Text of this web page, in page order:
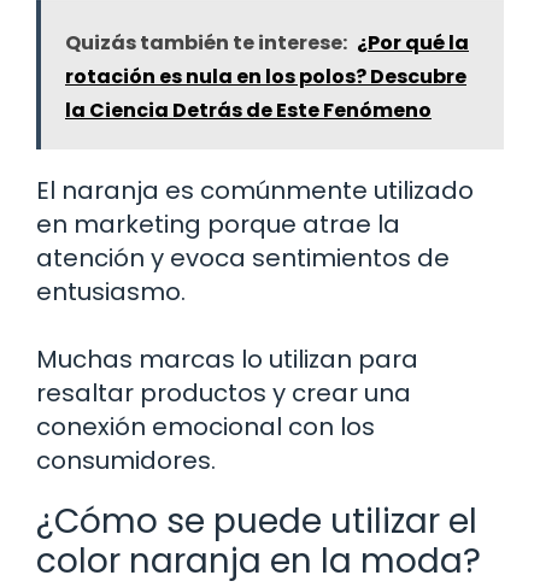
Quizás también te interese: ¿Por qué la
rotación es nula en los polos? Descubre
la Ciencia Detrás de Este Fenómeno
El naranja es comúnmente utilizado
en marketing porque atrae la
atención y evoca sentimientos de
entusiasmo.
Muchas marcas lo utilizan para
resaltar productos y crear una
conexión emocional con los
consumidores.
¿Cómo se puede utilizar el
color naranja en la moda?